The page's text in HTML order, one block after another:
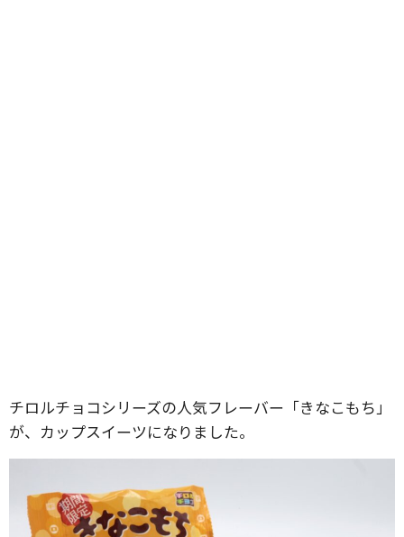
チロルチョコシリーズの人気フレーバー「きなこもち」
が、カップスイーツになりました。